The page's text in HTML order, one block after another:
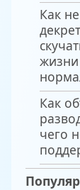
Как
Как
чего